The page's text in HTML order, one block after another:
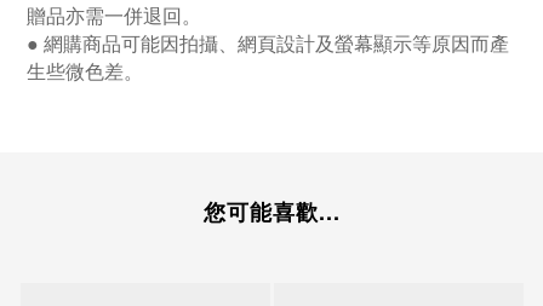
贈品亦需一併退回。
● 網購商品可能因拍攝、網頁設計及螢幕顯示等原因而產
生些微色差。
您可能喜歡...